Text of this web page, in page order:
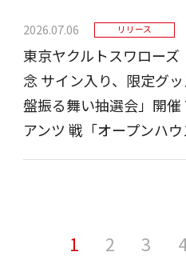
2026.07.06 リリース
東京ヤクルトスワロー
念 サイン⼊り、限定グ
盤振る舞い抽選会」開
アンツ 戦「オープンハウ
1 2 3